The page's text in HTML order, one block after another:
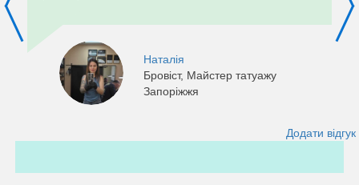
Наталія
Бровіст, Майстер татуажу
Запоріжжя
Додати відгук